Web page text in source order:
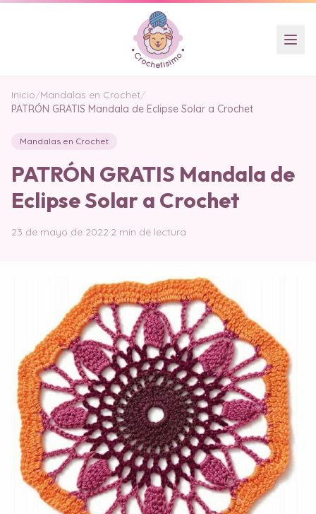
Inicio/Mandalas en Crochet/
PATRÓN GRATIS Mandala de Eclipse Solar a Crochet
Mandalas en Crochet
PATRÓN GRATIS Mandala de
Eclipse Solar a Crochet
23 de mayo de 2022·2 min de lectura